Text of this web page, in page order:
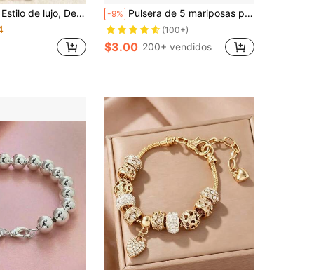
Pulsera ajustable, Joyería de moda diaria para bodas y fiestas de mujeres, Accesorio de regalo para mujeres
-9% Pulsera de 5 mariposas plateada en plata de ley 925, joyería de moda para el cumpleaños, uso diario y regalos de fiesta, Día de San Valentín o vacaciones de la mujer
(100+)
$3.00 200+ vendidos